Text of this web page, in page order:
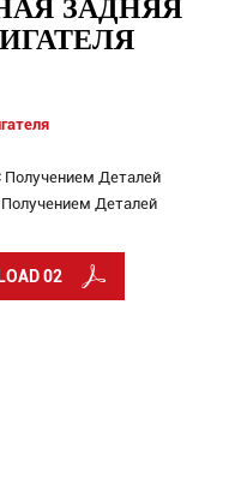
ЗАДНЯЯ
Деталей
Деталей
02